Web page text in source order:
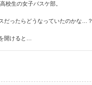
校生の女子バスケ部。
だったらどうなっていたのかな…？
開けると…